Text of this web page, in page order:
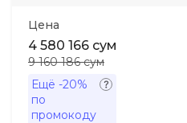
Цена
4 580 166 сум
9 160 186 сум
Ещё -20%
по
промокоду